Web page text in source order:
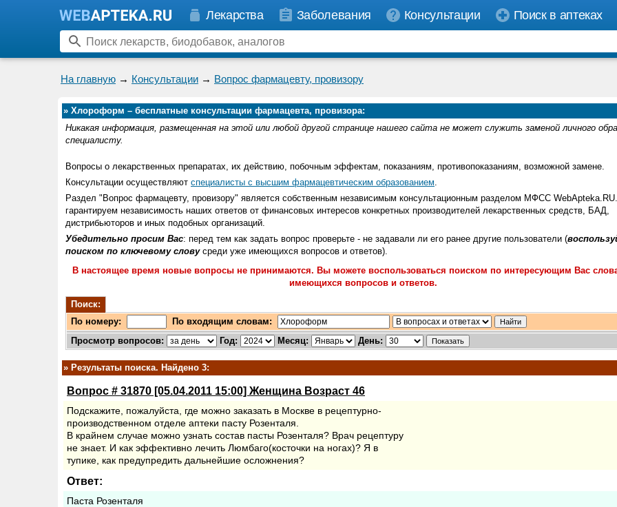
Лекарства Заболевания Консультации Поиск в аптеках
На главную → Консультации → Вопрос фармацевту, провизору
» Хлороформ – бесплатные консультации фармацевта, провизора:
Никакая информация, размещенная на этой или любой другой странице нашего сайта не может служить заменой личного
специалисту.
Вопросы о лекарственных препаратах, их действию, побочным эффектам, показаниям, противопоказаниям, возможной замене.
Консультации осуществляют специалисты с высшим фармацевтическим образованием.
Раздел "Вопрос фармацевту, провизору" является собственным независимым консультационным разделом МФСС
гарантируем независимость наших ответов от финансовых интересов конкретных производителей лекарственных средств, БАД,
дистрибьюторов и иных подобных организаций.
Убедительно просим Вас: перед тем как задать вопрос проверьте - не задавали ли его ранее другие пользователи (
поиском по ключевому словусреди уже имеющихся вопросов и ответов).
В настоящее время новые вопросы не принимаются. Вы можете воспользоваться поиском по интересующим Вас
имеющихся вопросов и ответов.
Поиск:
По номеру:
По входящим словам:
Просмотр вопросов:
Год: Месяц: День:
» Результаты поиска. Найдено 3:
Вопрос # 31870 [05.04.2011 15:00] Женщина Возраст 46
Подскажите, пожалуйста, где можно заказать в Москве в рецептурно-
производственном отделе аптеки пасту Розенталя.
В крайнем случае можно узнать состав пасты Розенталя? Врач рецептуру
не знает. И как эффективно лечить Люмбаго(косточки на ногах)? Я в
тупике, как предупредить дальнейшие осложнения?
Ответ:
Паста Розенталя